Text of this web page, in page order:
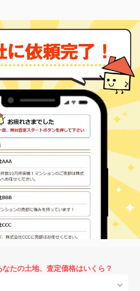
なたの土地、査定価格はいくら？